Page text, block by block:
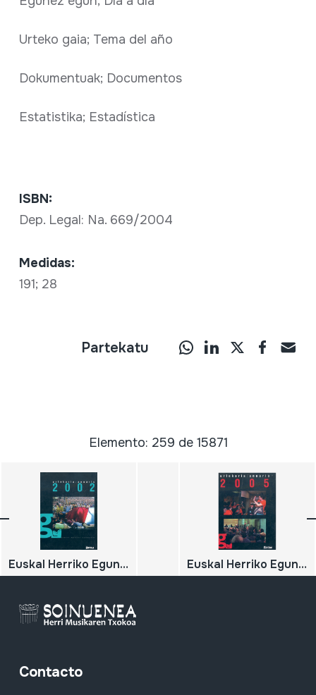
Urteko gaia; Tema del año
Dokumentuak; Documentos
Estatistika; Estadística
ISBN:
Dep. Legal: Na. 669/2004
Medidas:
191; 28
Partekatu
Elemento: 259 de 15871
Euskal Herriko Egunkaria, Urtekaria; Anuario 2002 Euskal Herriko Egunkaria, Urtekaria; Anuario 2005
Contacto